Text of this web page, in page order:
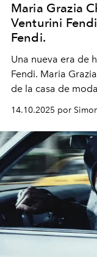
Maria Grazia
Venturini
Fendi.
Una nueva era de
Fendi. Maria
de la casa de
14.10.2025 por